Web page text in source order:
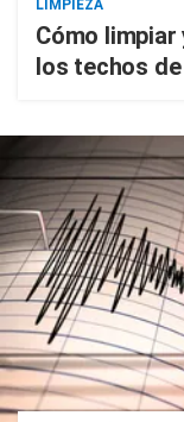
LIMPIEZA
Cómo
los techos